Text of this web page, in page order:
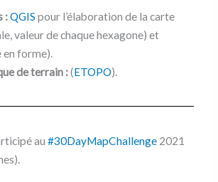
:QGIS pour l’élaboration de la carte
valeur de chaque hexagone) et
forme).
de terrain :(ETOPO).
au #30DayMapChallenge2021